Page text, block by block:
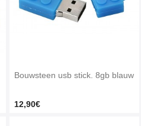
Bouwsteen usb stick. 8gb blauw
12,90€